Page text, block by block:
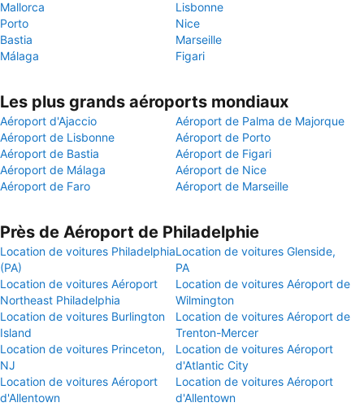
Mallorca
Lisbonne
Porto
Nice
Bastia
Marseille
Málaga
Figari
Les plus grands aéroports mondiaux
Aéroport d'Ajaccio
Aéroport de Palma de Majorque
Aéroport de Lisbonne
Aéroport de Porto
Aéroport de Bastia
Aéroport de Figari
Aéroport de Málaga
Aéroport de Nice
Aéroport de Faro
Aéroport de Marseille
Près de Aéroport de Philadelphie
Location de voitures Philadelphia
(PA)
Location de voitures Glenside,
PA
Location de voitures Aéroport
Northeast Philadelphia
Location de voitures Aéroport de
Wilmington
Location de voitures Burlington
Island
Location de voitures Aéroport de
Trenton-Mercer
Location de voitures Princeton,
NJ
Location de voitures Aéroport
d'Atlantic City
Location de voitures Aéroport
d'Allentown
Location de voitures Aéroport
d'Allentown